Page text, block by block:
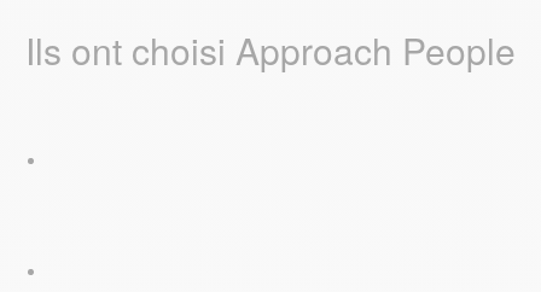
Ils ont choisi Approach People